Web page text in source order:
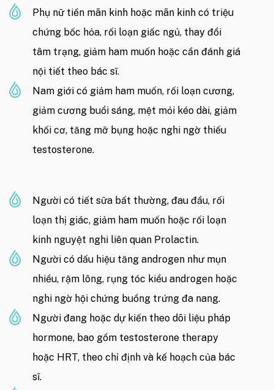
Phụ nữ tiền mãn kinh hoặc mãn kinh có triệu
chứng bốc hỏa, rối loạn giấc ngủ, thay đổi
tâm trạng, giảm ham muốn hoặc cần đánh giá
nội tiết theo bác sĩ.
Nam giới có giảm ham muốn, rối loạn cương,
giảm cương buổi sáng, mệt mỏi kéo dài, giảm
khối cơ, tăng mỡ bụng hoặc nghi ngờ thiếu
testosterone.
Người có tiết sữa bất thường, đau đầu, rối
loạn thị giác, giảm ham muốn hoặc rối loạn
kinh nguyệt nghi liên quan Prolactin.
Người có dấu hiệu tăng androgen như mụn
nhiều, rậm lông, rụng tóc kiểu androgen hoặc
nghi ngờ hội chứng buồng trứng đa nang.
Người đang hoặc dự kiến theo dõi liệu pháp
hormone, bao gồm testosterone therapy
hoặc HRT, theo chỉ định và kế hoạch của bác
sĩ.